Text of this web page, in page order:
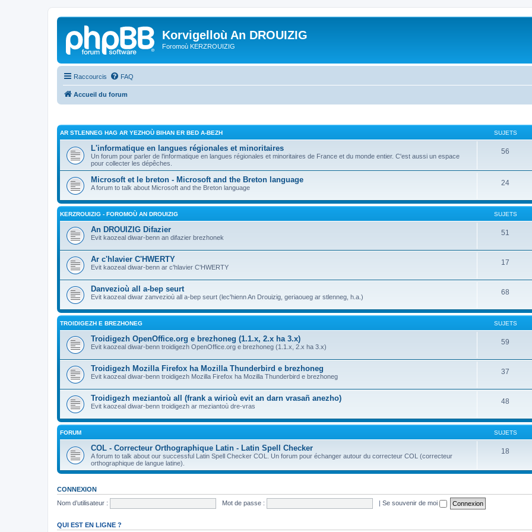
Korvigelloù An DROUIZIG
Foromoù KERZROUIZIG
Raccourcis FAQ
Accueil du forum
AR STLENNEG HAG AR YEZHOÙ BIHAN ER BED A-BEZH SUJETS
L'informatique en langues régionales et minoritaires
Un forum pour parler de l'informatique en langues régionales et minoritaires de France et du monde entier. C'est aussi un espace
pour collecter les dépêches.
56
Microsoft et le breton - Microsoft and the Breton language
A forum to talk about Microsoft and the Breton language
24
KERZROUIZIG - FOROMOÙ AN DROUIZIG SUJETS
An DROUIZIG Difazier
Evit kaozeal diwar-benn an difazier brezhonek
51
Ar c'hlavier C'HWERTY
Evit kaozeal diwar-benn ar c'hlavier C'HWERTY
17
Danvezioù all a-bep seurt
Evit kaozeal diwar zanvezioù all a-bep seurt (lec'hienn An Drouizig, geriaoueg ar stlenneg, h.a.)
68
TROIDIGEZH E BREZHONEG SUJETS
Troidigezh OpenOffice.org e brezhoneg (1.1.x, 2.x ha 3.x)
Evit kaozeal diwar-benn troidigezh OpenOffice.org e brezhoneg (1.1.x, 2.x ha 3.x)
59
Troidigezh Mozilla Firefox ha Mozilla Thunderbird e brezhoneg
Evit kaozeal diwar-benn troidigezh Mozilla Firefox ha Mozilla Thunderbird e brezhoneg
37
Troidigezh meziantoù all (frank a wirioù evit an darn vrasañ anezho)
Evit kaozeal diwar-benn troidigezh ar meziantoù dre-vras
48
FORUM SUJETS
COL - Correcteur Orthographique Latin - Latin Spell Checker
A forum to talk about our successful Latin Spell Checker COL. Un forum pour échanger autour du correcteur COL (correcteur
orthographique de langue latine).
18
CONNEXION
Nom d’utilisateur :
Mot de passe : | Se souvenir de moi
QUI EST EN LIGNE ?